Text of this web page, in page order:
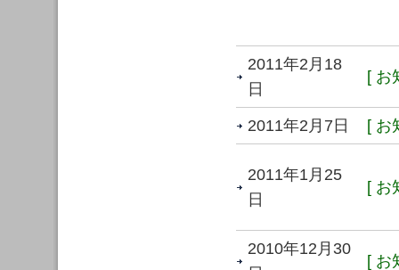
2011年2月18
日
[ お
2011年2月7日 [ お
2011年1月25
日
[ お
2010年12月30
[ お